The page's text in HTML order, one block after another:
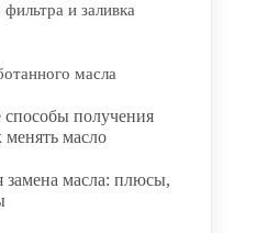
и заливка
масла
получения
менять масло
замена масла: плюсы,